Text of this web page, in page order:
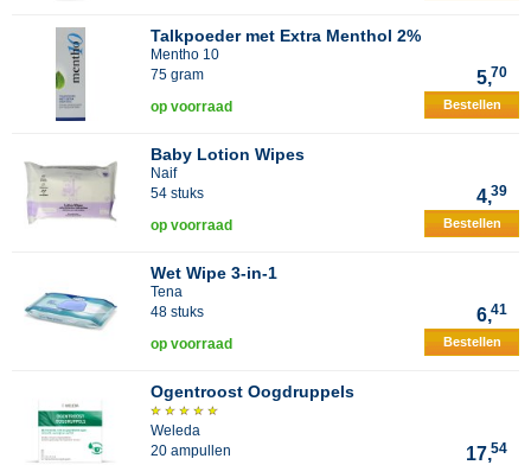
Talkpoeder met Extra Menthol 2%
Mentho 10
75 gram
5,70
op voorraad Bestellen
Baby Lotion Wipes
Naif
54 stuks
4,39
op voorraad Bestellen
Wet Wipe 3-in-1
Tena
48 stuks
6,41
op voorraad Bestellen
Ogentroost Oogdruppels
Weleda
20 ampullen
17,54